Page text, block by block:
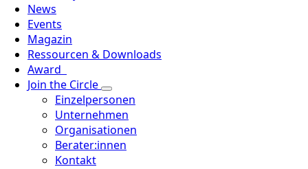
News
Events
Magazin
Ressourcen & Downloads
Award
Join the Circle
Einzelpersonen
Unternehmen
Organisationen
Berater:innen
Kontakt